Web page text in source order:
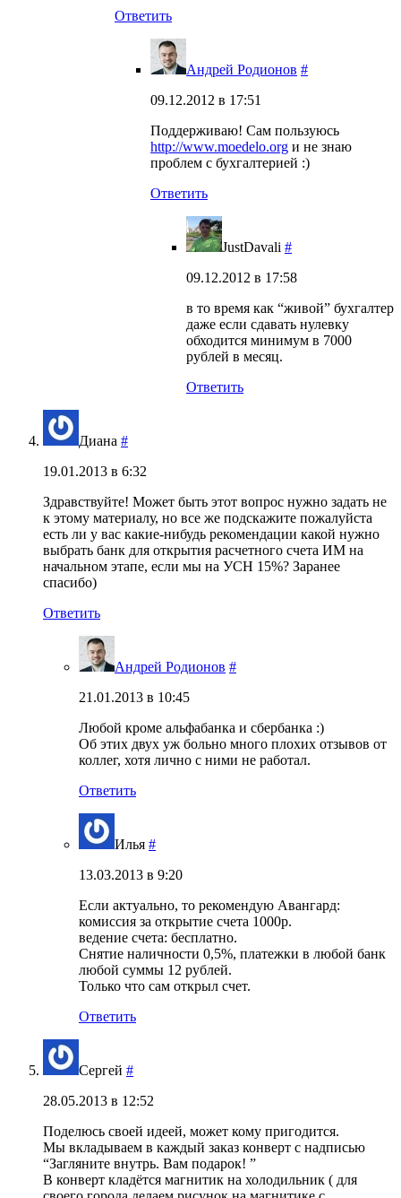
Ответить
Андрей Родионов #
09.12.2012 в 17:51
Поддерживаю! Сам пользуюсь
http://www.moedelo.org и не знаю
проблем с бухгалтерией :)
Ответить
JustDavali #
09.12.2012 в 17:58
в то время как “живой” бухгалтер
даже если сдавать нулевку
обходится минимум в 7000
рублей в месяц.
Ответить
Диана #
19.01.2013 в 6:32
Здравствуйте! Может быть этот вопрос нужно задать не
к этому материалу, но все же подскажите пожалуйста
есть ли у вас какие-нибудь рекомендации какой нужно
выбрать банк для открытия расчетного счета ИМ на
начальном этапе, если мы на УСН 15%? Заранее
спасибо)
Ответить
Андрей Родионов #
21.01.2013 в 10:45
Любой кроме альфабанка и сбербанка :)
Об этих двух уж больно много плохих отзывов от
коллег, хотя лично с ними не работал.
Ответить
Илья #
13.03.2013 в 9:20
Если актуально, то рекомендую Авангард:
комиссия за открытие счета 1000р.
ведение счета: бесплатно.
Снятие наличности 0,5%, платежки в любой банк
любой суммы 12 рублей.
Только что сам открыл счет.
Ответить
Сергей #
28.05.2013 в 12:52
Поделюсь своей идеей, может кому пригодится.
Мы вкладываем в каждый заказ конверт с надписью
“Загляните внутрь. Вам подарок! ”
В конверт кладётся магнитик на холодильник ( для